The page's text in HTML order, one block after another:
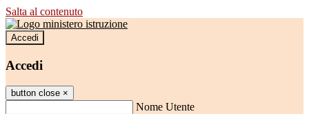
Salta al contenuto
Accedi
Accedi
button close ×
Nome Utente